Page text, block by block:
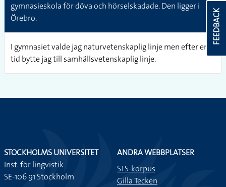
gymnasieskola för döva och hörselskadade. Den ligger i
Örebro.
I gymnasiet valde jag naturvetenskaplig linje men efter en
tid bytte jag till samhällsvetenskaplig linje.
FEEDBACK
STOCKHOLMS UNIVERSITET
Inst. för lingvistik
SE-106 91 Stockholm
ANDRA WEBBPLATSER
STS-korpus
Gilla Tecken